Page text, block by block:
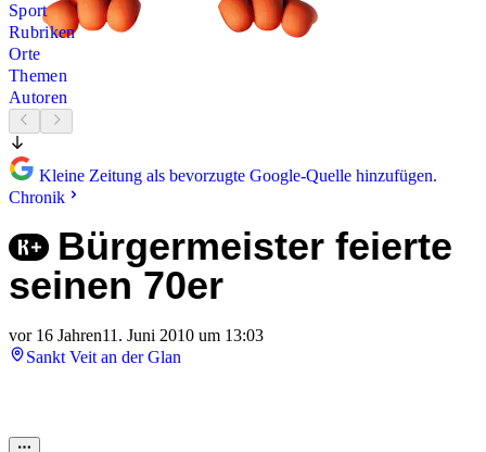
Sport
Rubriken
Orte
Themen
Autoren
Kleine Zeitung als bevorzugte Google-Quelle hinzufügen.
Chronik
Bürgermeister feierte
seinen 70er
vor 16 Jahren11. Juni 2010 um 13:03
Sankt Veit an der Glan